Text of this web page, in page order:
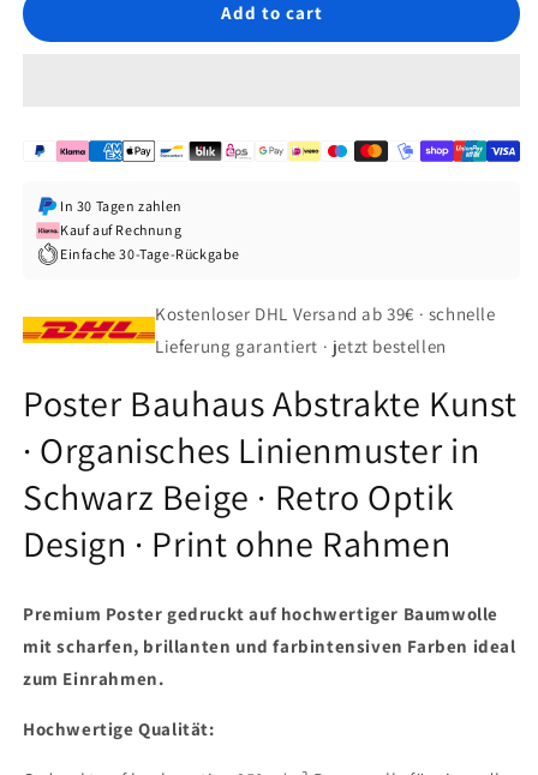
Add to cart
In 30 Tagen zahlen
Kauf auf Rechnung
Einfache 30-Tage-Rückgabe
Kostenloser DHL Versand ab 39€ · schnelle
Lieferung garantiert · jetzt bestellen
Poster Bauhaus Abstrakte Kunst
· Organisches Linienmuster in
Schwarz Beige · Retro Optik
Design · Print ohne Rahmen
Premium Poster gedruckt auf hochwertiger Baumwolle
mitscharfen, brillanten und farbintensiven Farben ideal
zum Einrahmen.
Hochwertige Qualität: